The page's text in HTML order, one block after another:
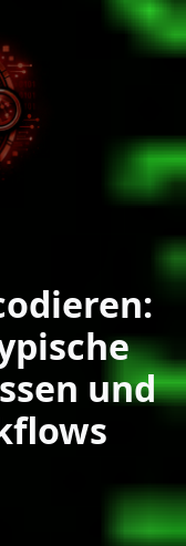
und